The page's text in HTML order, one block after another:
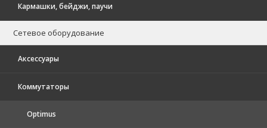
Кармашки, бейджи, паучи
Сетевое оборудование
Аксессуары
Коммутаторы
Optimus